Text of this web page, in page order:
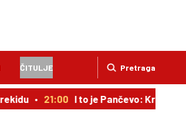
Pretraga
ČITULJE
I to je Pančevo: Kroz vrata kaplje